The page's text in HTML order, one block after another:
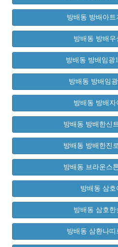
방배동 방배아트
방배동 방배우
방배동 방배임광
방배동 방배임
방배동 방배자
방배동 방배한신
방배동 방배한진
방배동 브라운스
방배동 삼호
방배동 삼호한
방배동 삼환나띠